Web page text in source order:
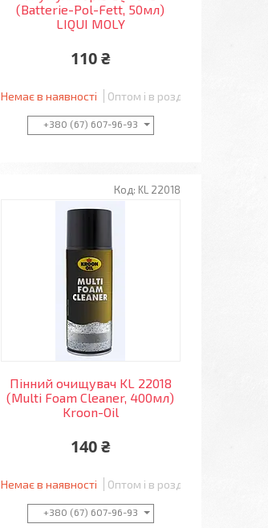
(Batterie-Pol-Fett, 50мл)
LIQUI MOLY
110 ₴
Немає в наявності Оптом і в роздріб
+380 (67) 607-96-93
KL 22018
Пінний очищувач KL 22018
(Multi Foam Cleaner, 400мл)
Kroon-Oil
140 ₴
Немає в наявності Оптом і в роздріб
+380 (67) 607-96-93